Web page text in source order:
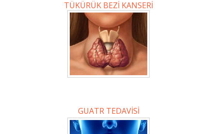
TÜKÜRÜK BEZİ KANSERİ
GUATR TEDAVİSİ